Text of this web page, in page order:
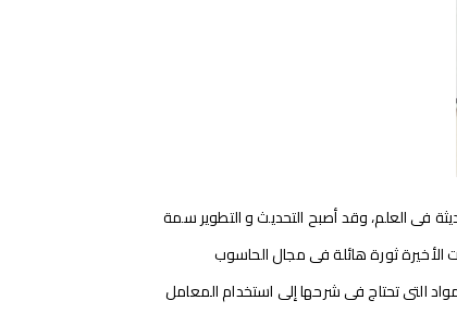
فى العلم، وقد أصبح التحديث و التطوير سمة
ثورة هائلة فى مجال الحاسوب
التى تحتاج فى شرحها إلى استخدام المعامل